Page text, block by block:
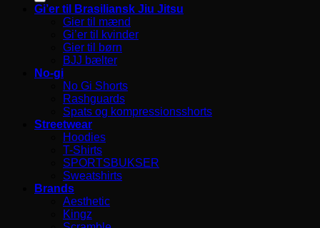
Gi’er til Brasiliansk Jiu Jitsu
Gier til mænd
Gi’er til kvinder
Gier til børn
BJJ bælter
No-gi
No Gi Shorts
Rashguards
Spats og kompressionsshorts
Streetwear
Hoodies
T-Shirts
SPORTSBUKSER
Sweatshirts
Brands
Aesthetic
Kingz